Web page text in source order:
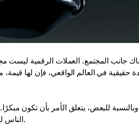
جانب المجتمع. العملات الرقمية ليست
حقيقية في العالم الواقعي، فإن لها
وبالنسبة للبعض، يتعلق الأمر بأن تكون
الناس لشراء واحتفاظ العملات الرقمية. ليس الأمر فقط حول الأرباح — بل يتعلق بالإيمان بالمستقبل.